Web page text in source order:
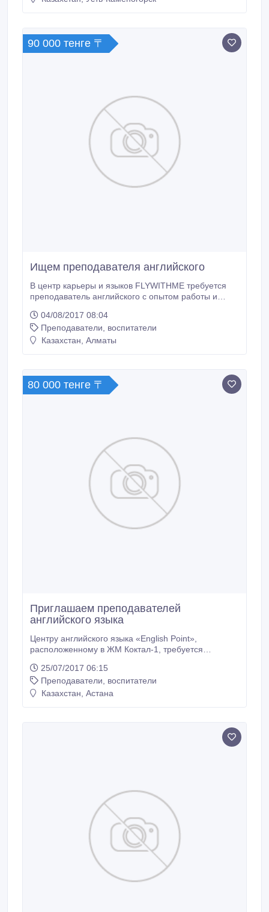
90 000 тенге 〒
Ищем преподавателя английского
В центр карьеры и языков FLYWITHME требуется
преподаватель английского с опытом работы и
день. Оплата от 90 000 тг..
04/08/2017 08:04
Преподаватели, воспитатели
Казахстан, Алматы
80 000 тенге 〒
Приглашаем преподавателей
английского языка
Центру английского языка «English Point»,
расположенному в ЖМ Коктал-1, требуется
Проведение групповых и индивидуальных занятий
для учеников разного уровня и возраста; •
Организация и проведение учебных мероприятий.
25/07/2017 06:15
Преподаватели, воспитатели
Казахстан, Астана